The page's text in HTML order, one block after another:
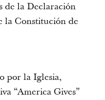
de la Declaración
la Constitución de
por la Iglesia,
“America Gives”